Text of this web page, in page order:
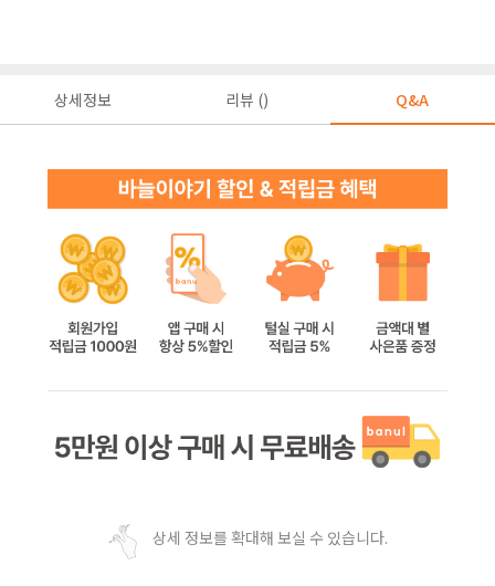
상세정보 리뷰 () Q&A
상세 정보를 확대해 보실 수 있습니다.